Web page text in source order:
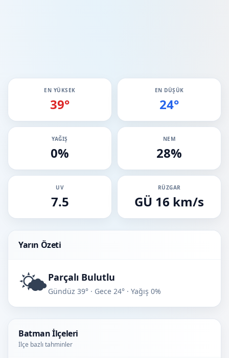
EN YÜKSEK
39°
EN DÜŞÜK
24°
YAĞIŞ
0%
NEM
28%
UV
7.5
RÜZGAR
GÜ 16 km/s
Yarın Özeti
🌤️Parçalı Bulutlu
Gündüz 39° · Gece 24° · Yağış 0%
Batman İlçeleri
İlçe bazlı tahminler